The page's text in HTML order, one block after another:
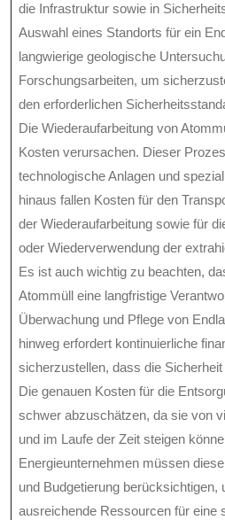
die Infrastruktur sowie in
Auswahl eines Standorts für ein
langwierige geologische
Forschungsarbeiten, um
den erforderlichen
Die Wiederaufarbeitung von
Kosten verursachen. Dieser
technologische Anlagen und
hinaus fallen Kosten für den
der Wiederaufarbeitung sowie für
oder Wiederverwendung der
Es ist auch wichtig zu beachten,
Atommüll eine langfristige
Überwachung und Pflege von
hinweg erfordert kontinuierliche
sicherzustellen, dass die
Die genauen Kosten für die
schwer abzuschätzen, da sie von
und im Laufe der Zeit steigen
Energieunternehmen müssen
und Budgetierung
ausreichende Ressourcen für eine